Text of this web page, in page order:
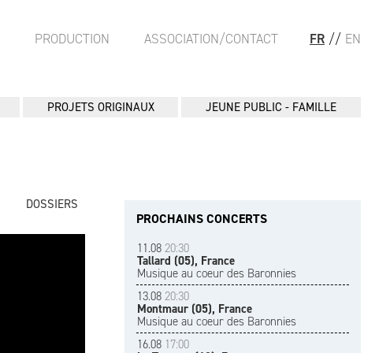
FR // EN
PRODUCTION ASSOCIATION/CONTACT
PROJETS ORIGINAUX JEUNE PUBLIC - FAMILLE
DOSSIERS
PROCHAINS CONCERTS
11.08 20:30
Tallard (05), France
Musique au coeur des Baronnies
13.08 20:30
Montmaur (05), France
Musique au coeur des Baronnies
16.08 17:00